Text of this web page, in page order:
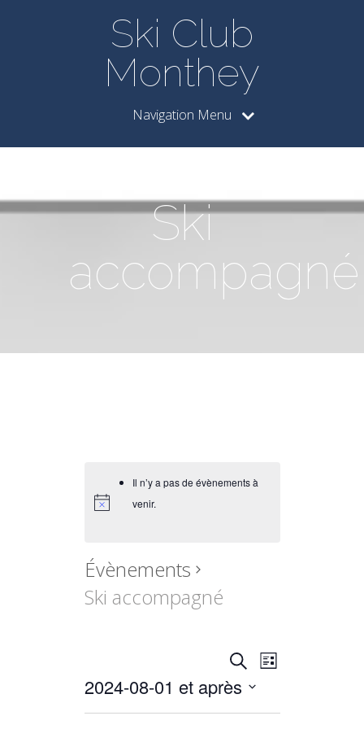
Ski Club
Monthey
Navigation Menu
Ski
accompagné
Il n’y a pas de évènements à
venir.
Évènements
Ski accompagné
Recherche
et
navigation
de
RechercheNavigation
de
Évènement
Liste
2024-08-01 et après
une